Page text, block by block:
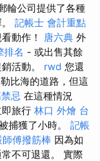
輪公司提供了各種
記帳士 會計重點
動作！ 唐六典 外
排名 - 或出售其餘
活動。 rwd 您還
比海的道路，但這
忌 在這種情況
旅行 林口 外燴 台
捕獲了小時。 記帳
師傅撥筋棒 因為如
不可退還。 實際